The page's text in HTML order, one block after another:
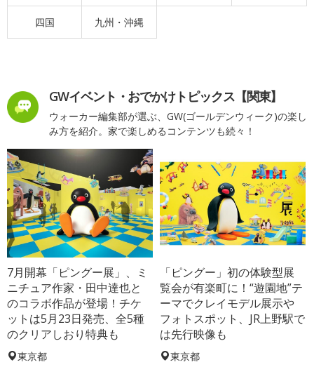
四国 九州・沖縄
GWイベント・おでかけトピックス【関東】
ウォーカー編集部が選ぶ、GW(ゴールデンウィーク)の楽し
み方を紹介。家で楽しめるコンテンツも続々！
7月開幕「ピングー展」、ミ
ニチュア作家・田中達也と
のコラボ作品が登場！チケ
ットは5月23日発売、全5種
のクリアしおり特典も
東京都
「ピングー」初の体験型展
覧会が有楽町に！“遊園地”テ
ーマでクレイモデル展示や
フォトスポット、JR上野駅で
は先行映像も
東京都